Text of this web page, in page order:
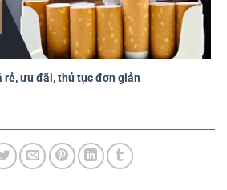
ưu đãi, thủ tục đơn giản